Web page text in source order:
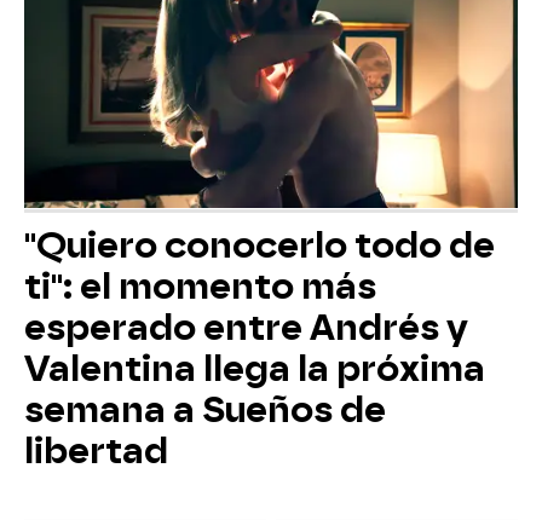
"Quiero conocerlo todo de
ti": el momento más
esperado entre Andrés y
Valentina llega la próxima
semana a Sueños de
libertad